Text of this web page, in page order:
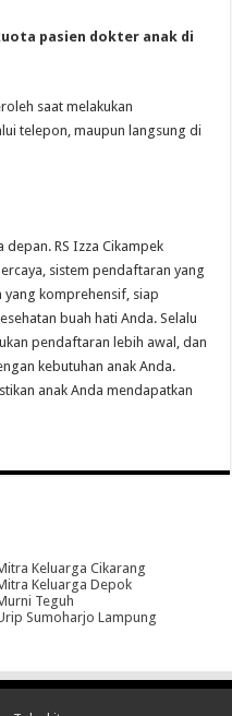
pasien dokter anak di
saat melakukan
telepon, maupun langsung di
depan. RS Izza Cikampek
sistem pendaftaran yang
komprehensif, siap
buah hati Anda. Selalu
pendaftaran lebih awal, dan
kebutuhan anak Anda.
anak Anda mendapatkan
Keluarga Cikarang
Keluarga Depok
Teguh
Sumoharjo Lampung